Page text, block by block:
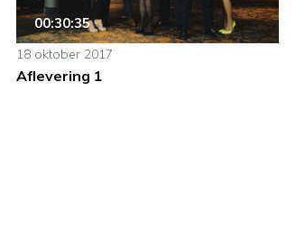
00:30:35
18 oktober 2017
Aflevering 1